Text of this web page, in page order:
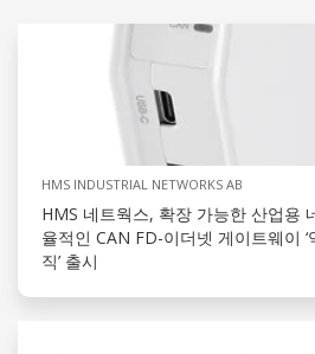
HMS INDUSTRIAL NETWORKS AB
HMS 네트웍스, 확장 가능한 산업용
율적인 CAN FD-이더넷 게이트웨이
직’ 출시